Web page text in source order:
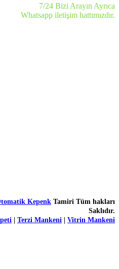
7/24 Bizi Arayın Ayrıca
Whatsapp iletişim hattımızdır.
Kepenk Tamiri Tüm hakları
Saklıdır.
| Terzi Mankeni | Vitrin Mankeni